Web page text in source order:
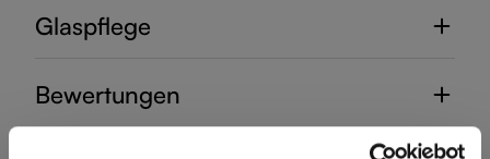
Glaspflege
Bewertungen